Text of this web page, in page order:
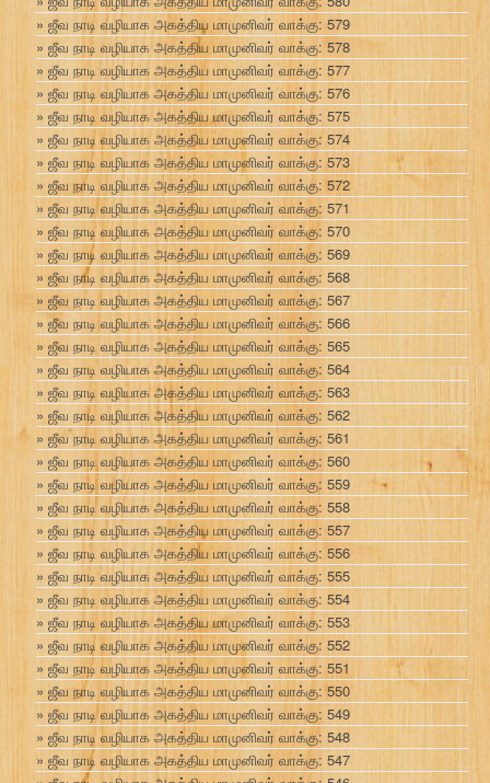
ஜீவ நாடி வழியாக அகத்திய மாமுனிவர் வாக்கு: 579
ஜீவ நாடி வழியாக அகத்திய மாமுனிவர் வாக்கு: 578
ஜீவ நாடி வழியாக அகத்திய மாமுனிவர் வாக்கு: 577
ஜீவ நாடி வழியாக அகத்திய மாமுனிவர் வாக்கு: 576
ஜீவ நாடி வழியாக அகத்திய மாமுனிவர் வாக்கு: 575
ஜீவ நாடி வழியாக அகத்திய மாமுனிவர் வாக்கு: 574
ஜீவ நாடி வழியாக அகத்திய மாமுனிவர் வாக்கு: 573
ஜீவ நாடி வழியாக அகத்திய மாமுனிவர் வாக்கு: 572
ஜீவ நாடி வழியாக அகத்திய மாமுனிவர் வாக்கு: 571
ஜீவ நாடி வழியாக அகத்திய மாமுனிவர் வாக்கு: 570
ஜீவ நாடி வழியாக அகத்திய மாமுனிவர் வாக்கு: 569
ஜீவ நாடி வழியாக அகத்திய மாமுனிவர் வாக்கு: 568
ஜீவ நாடி வழியாக அகத்திய மாமுனிவர் வாக்கு: 567
ஜீவ நாடி வழியாக அகத்திய மாமுனிவர் வாக்கு: 566
ஜீவ நாடி வழியாக அகத்திய மாமுனிவர் வாக்கு: 565
ஜீவ நாடி வழியாக அகத்திய மாமுனிவர் வாக்கு: 564
ஜீவ நாடி வழியாக அகத்திய மாமுனிவர் வாக்கு: 563
ஜீவ நாடி வழியாக அகத்திய மாமுனிவர் வாக்கு: 562
ஜீவ நாடி வழியாக அகத்திய மாமுனிவர் வாக்கு: 561
ஜீவ நாடி வழியாக அகத்திய மாமுனிவர் வாக்கு: 560
ஜீவ நாடி வழியாக அகத்திய மாமுனிவர் வாக்கு: 559
ஜீவ நாடி வழியாக அகத்திய மாமுனிவர் வாக்கு: 558
ஜீவ நாடி வழியாக அகத்திய மாமுனிவர் வாக்கு: 557
ஜீவ நாடி வழியாக அகத்திய மாமுனிவர் வாக்கு: 556
ஜீவ நாடி வழியாக அகத்திய மாமுனிவர் வாக்கு: 555
ஜீவ நாடி வழியாக அகத்திய மாமுனிவர் வாக்கு: 554
ஜீவ நாடி வழியாக அகத்திய மாமுனிவர் வாக்கு: 553
ஜீவ நாடி வழியாக அகத்திய மாமுனிவர் வாக்கு: 552
ஜீவ நாடி வழியாக அகத்திய மாமுனிவர் வாக்கு: 551
ஜீவ நாடி வழியாக அகத்திய மாமுனிவர் வாக்கு: 550
ஜீவ நாடி வழியாக அகத்திய மாமுனிவர் வாக்கு: 549
ஜீவ நாடி வழியாக அகத்திய மாமுனிவர் வாக்கு: 548
ஜீவ நாடி வழியாக அகத்திய மாமுனிவர் வாக்கு: 547